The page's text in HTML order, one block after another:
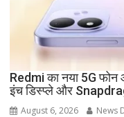
Redmi का नया 5G
इंच डिस्प्ले और
August 6, 2026 News